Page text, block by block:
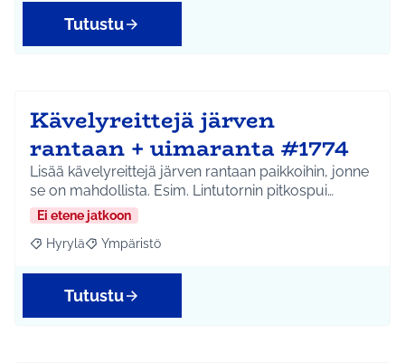
Tutustu
Kävelyreittejä järven
rantaan + uimaranta #1774
Lisää kävelyreittejä järven rantaan paikkoihin, jonne
se on mahdollista. Esim. Lintutornin pitkospui…
Ei etene jatkoon
Rajaa tulokset aihepiirin mukaan: Hyrylä
Hyrylä Rajaa tulokset teeman mukaan: Ympäristö
Ympäristö
Tutustu